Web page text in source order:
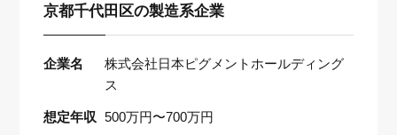
京都千代田区の製造系企業
企業名
株式会社日本ピグメントホールディング
ス
想定年収 500万円〜700万円